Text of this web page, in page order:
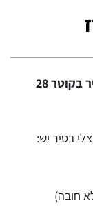
מרכיבים: מתאים לכ10-8 מנות מפנקות (סיר בקוטר 28
בסיר יש:
חובה)